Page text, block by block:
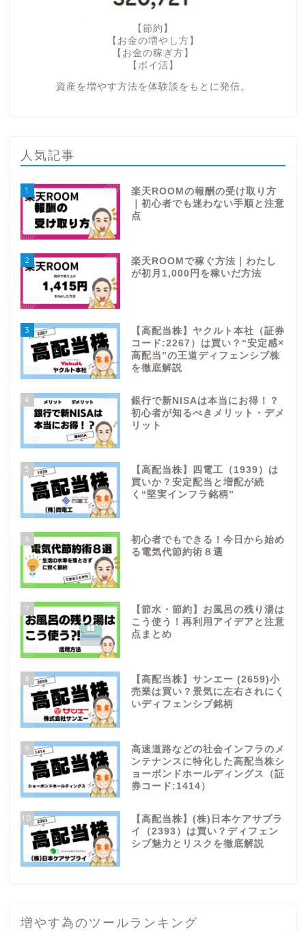
【節約】
【お金の増やし方】
【お金の稼ぎ方】
【ポイ活】
資産を増やす方法を体験談をもとに発信。
人気記事
1
楽天ROOMの報酬の受け取り方
｜初心者でも迷わない手順と注意
点
2
楽天ROOMで稼ぐ方法｜わたし
が初月1,000円を稼いだ方法
3
【高配当株】ヤクルト本社（証券
コード:2267）は買い？“安定感×
高配当”の王道ディフェンシブ株
を徹底解説
4
銀行で新NISAは本当にお得！？
初心者が知るべきメリット・デメ
リット
5
【高配当株】四電工（1939）は
買いか？安定配当と増配が続
く“堅実インフラ銘柄”
6
初心者でもできる！今日から始め
る電気代節約術８選
7
【節水・節約】お風呂の残り湯は
こう使う！再利用アイデアと注意
点まとめ
8
【高配当株】サンエー (2659)小
売業は買い？景気に左右されにく
いディフェンシブ銘柄
9
高速道路などの社会インフラのメ
ンテナンスに特化した高配当株シ
ョーボンドホールディングス（証
券コード:1414）
10
【高配当株】(株)日本ケアサプラ
イ（2393）は買い？ディフェン
シブ魅力とリスクを徹底解説
増やす為のツールランキング